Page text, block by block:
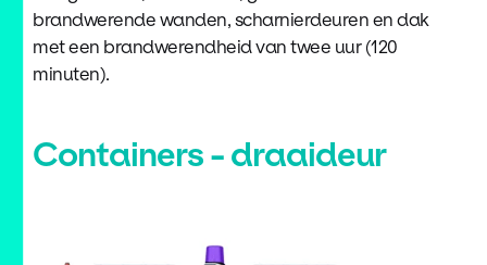
brandwerende wanden, scharnierdeuren en dak
met een brandwerendheid van twee uur (120
minuten).
Containers - draaideur